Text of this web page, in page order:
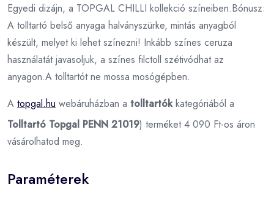
Egyedi dizájn, a TOPGAL CHILLI kollekció színeiben.Bónusz:
A tolltartó belső anyaga halványszürke, mintás anyagból
készült, melyet ki lehet színezni! Inkább színes ceruza
használatát javasoljuk, a színes filctoll szétivódhat az
anyagon.A tolltartót ne mossa mosógépben.
A topgal.hu webáruházban a tolltartókkategóriából a
Tolltartó Topgal PENN 21019) terméket 4 090 Ft-os áron
vásárolhatod meg.
Paraméterek